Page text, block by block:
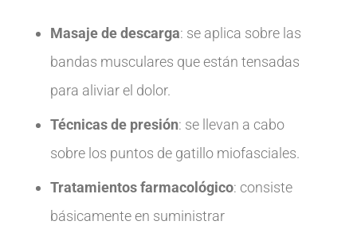
Masaje de descarga: se aplica sobre las
bandas musculares que están tensadas
para aliviar el dolor.
Técnicas de presión: se llevan a cabo
sobre los puntos de gatillo miofasciales.
Tratamientos farmacológico: consiste
básicamente en suministrar